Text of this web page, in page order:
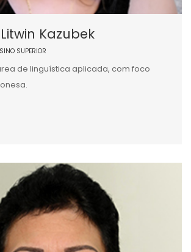
Kazubek
SUPERIOR
de linguística aplicada, com foco